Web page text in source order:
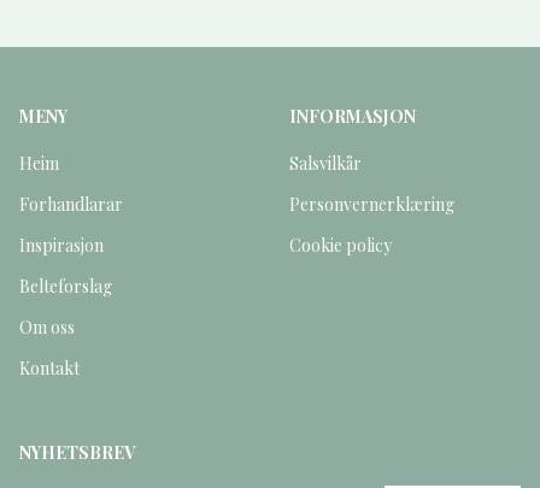
MENY
Heim
Forhandlarar
Inspirasjon
Belteforslag
Om oss
Kontakt
INFORMASJON
Salsvilkår
Personvernerklæring
Cookie policy
NYHETSBREV